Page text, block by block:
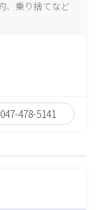
、乗り捨てなど
047-478-5141